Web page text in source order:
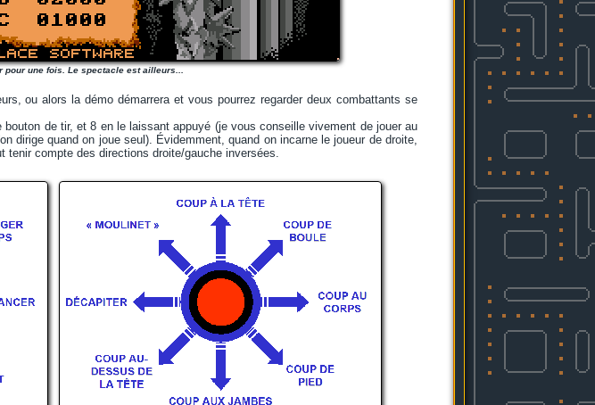
pour une fois. Le spectacle est ailleurs...
ou alors la démo démarrera et vous pourrez regarder deux combattants se
de tir, et 8 en le laissant appuyé (je vous conseille vivement de jouer au
dirige quand on joue seul). Évidemment, quand on incarne le joueur de droite,
compte des directions droite/gauche inversées.